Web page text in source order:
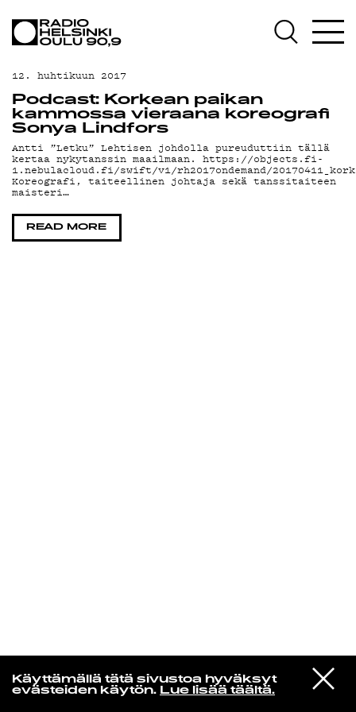
Käyttämällä tätä sivustoa hyväksyt
evästeiden käytön. Lue lisää täältä.
VIESTI
STUDIOON
Norpan maailma
AJANKOHTAISTA
OHJELMAT
TEKIJÄT
ON-DEMAND
PODCAST
MAINOSTA
YHTEYSTIEDOT
12. huhtikuun 2017
Podcast: Korkean paikan
kammossa vieraana koreografi
Sonya Lindfors
Antti ”Letku” Lehtisen johdolla pureuduttiin tällä
kertaa nykytanssin maailmaan. https://objects.fi-
1.nebulacloud.fi/swift/v1/rh2017ondemand/
Koreografi, taiteellinen johtaja sekä tanssitaiteen
maisteri…
READ MORE